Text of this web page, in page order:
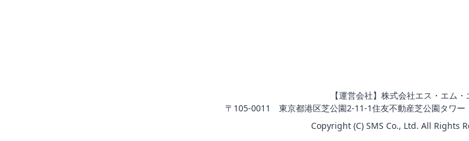
【運営会社】株式会社エス・エム・
〒105-0011 東京都港区芝公園2-11-1住友不動産芝公園タワー
Copyright (C) SMS Co., Ltd. All Rights